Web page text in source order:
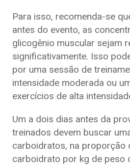
Para isso, recomenda-se
antes do evento, as
glicogênio muscular sejam
significativamente. Isso
por uma sessão de
intensidade moderada ou
exercícios de alta
Um a dois dias antes da
treinados devem buscar
carboidratos, na proporção
carboidrato por kg de peso